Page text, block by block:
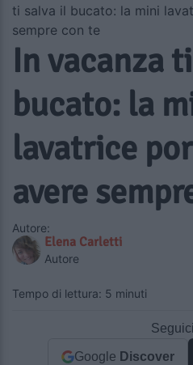
ti salva il bucato: la mini
sempre con te
In vacanza
bucato: la
lavatrice
avere
Autore:
Elena Carletti
Autore
Tempo di lettura: 5 minuti
Google Discover